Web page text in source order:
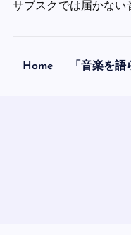
サブスクでは届かない
Home 「音楽を